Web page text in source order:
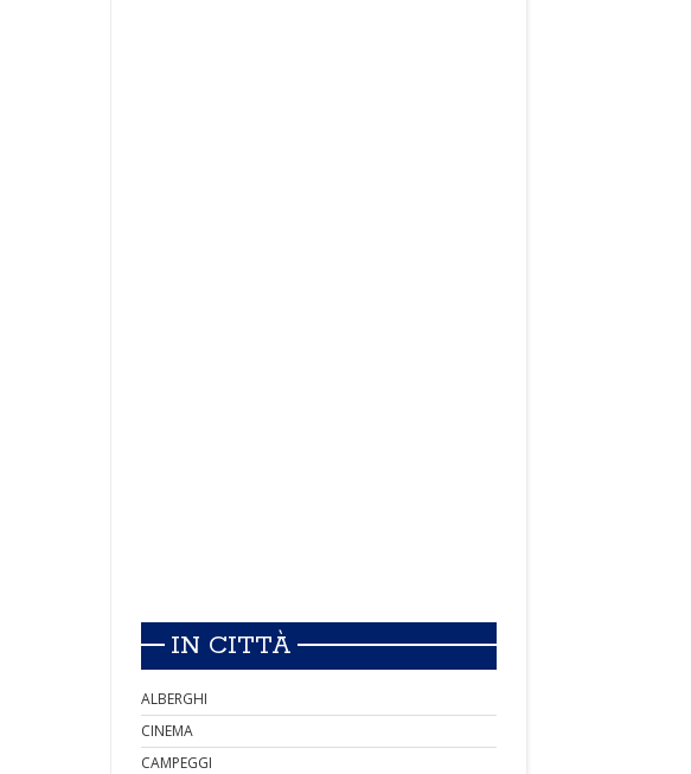
IN CITTÀ
ALBERGHI
CINEMA
CAMPEGGI